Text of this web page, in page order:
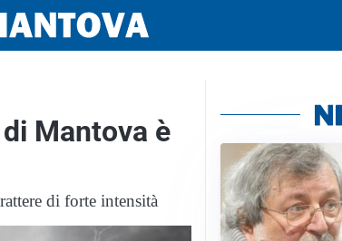
Mantova è
di forte intensità